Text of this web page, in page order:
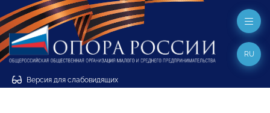
Версия для слабовидящих
RU